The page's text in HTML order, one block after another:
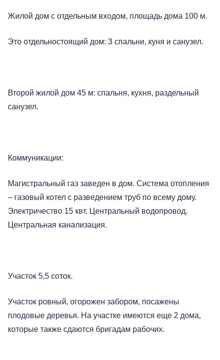
Жилой дом с отдельным входом, площадь дома 100 м.
Это отдельностоящий дом: 3 спальни, куня и санузел.
Второй жилой дом 45 м: спальня, кухня, раздельный
санузел.
Коммуникации:
Магистральный газ заведен в дом. Система отопления
– газовый котел с разведением труб по всему дому.
Электричество 15 квт. Центральный водопровод.
Центральная канализация.
Участок 5,5 соток.
Участок ровный, огорожен забором, посажены
плодовые деревья. На участке имеются еще 2 дома,
которые также сдаются бригадам рабочих.